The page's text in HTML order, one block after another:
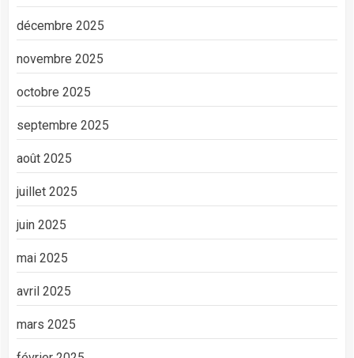
décembre 2025
novembre 2025
octobre 2025
septembre 2025
août 2025
juillet 2025
juin 2025
mai 2025
avril 2025
mars 2025